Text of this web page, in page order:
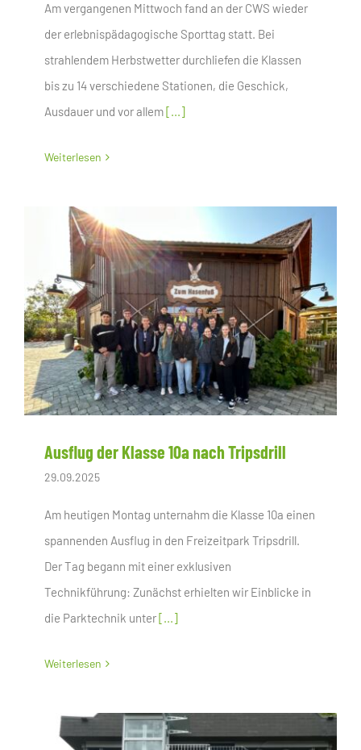
Am vergangenen Mittwoch fand an der CWS wieder
der erlebnispädagogische Sporttag statt. Bei
strahlendem Herbstwetter durchliefen die Klassen
bis zu 14 verschiedene Stationen, die Geschick,
Ausdauer und vor allem[...]
Weiterlesen
Ausflug der Klasse 10a nach Tripsdrill
29.09.2025
Am heutigen Montag unternahm die Klasse 10a einen
spannenden Ausflug in den Freizeitpark Tripsdrill.
Der Tag begann mit einer exklusiven
Technikführung: Zunächst erhielten wir Einblicke in
die Parktechnik unter[...]
Weiterlesen